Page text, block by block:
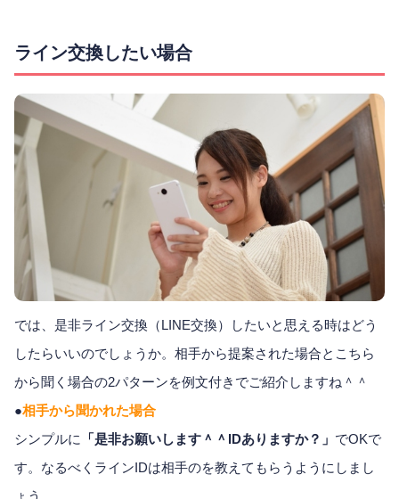
ライン交換したい場合
では、是非ライン交換（LINE交換）したいと思える時はどう
したらいいのでしょうか。相手から提案された場合とこちら
から聞く場合の2パターンを例文付きでご紹介しますね＾＾
●相手から聞かれた場合
シンプルに
「是非お願いします＾＾IDありますか？」 でOKで
す。なるべくラインIDは相手のを教えてもらうようにしまし
ょう。